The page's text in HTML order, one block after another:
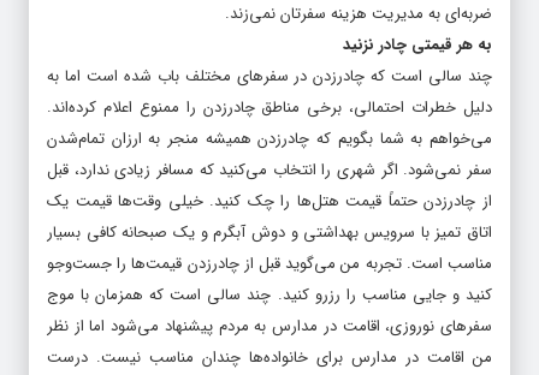
ضربه‌ای به مدیریت هزینه سفرتان نمی‌زند.
به هر قیمتی چادر نزنید
چند سالی است که چادرزدن در سفرهای مختلف باب شده است اما به
دلیل خطرات احتمالی، برخی مناطق چادرزدن را ممنوع اعلام کرده‌اند.
می‌خواهم به شما بگویم که چادرزدن همیشه منجر به ارزان تمام‌شدن
سفر نمی‌شود. اگر شهری را انتخاب می‌کنید که مسافر زیادی ندارد، قبل
از چادرزدن حتماً قیمت هتل‌ها را چک کنید. خیلی وقت‌ها قیمت یک
اتاق تمیز با سرویس بهداشتی و دوش آبگرم و یک صبحانه کافی بسیار
مناسب است. تجربه من می‌گوید قبل از چادرزدن قیمت‌ها را جست‌وجو
کنید و جایی مناسب را رزرو کنید. چند سالی است که همزمان با موج
سفرهای نوروزی، اقامت در مدارس به مردم پیشنهاد می‌شود اما از نظر
من اقامت در مدارس برای خانواده‌ها چندان مناسب نیست. درست